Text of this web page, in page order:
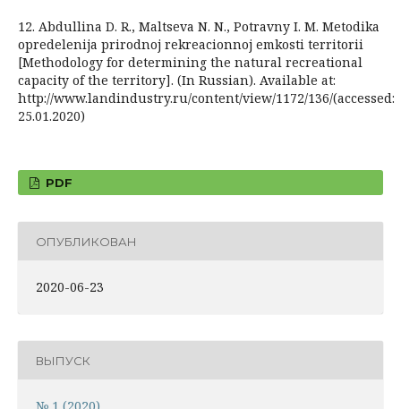
12. Abdullina D. R., Maltseva N. N., Potravny I. M. Metodika
opredelenija prirodnoj rekreacionnoj emkosti territorii
[Methodology for determining the natural recreational
capacity of the territory]. (In Russian). Available at:
http://www.landindustry.ru/content/view/1172/136/(accessed:
25.01.2020)
PDF
ОПУБЛИКОВАН
2020-06-23
ВЫПУСК